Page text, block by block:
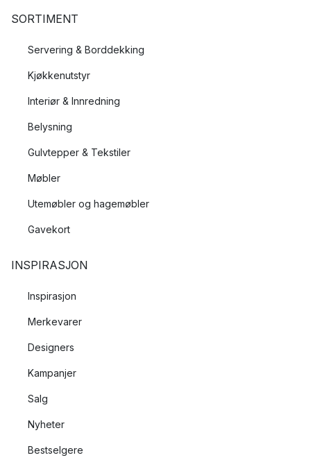
SORTIMENT
Servering & Borddekking
Kjøkkenutstyr
Interiør & Innredning
Belysning
Gulvtepper & Tekstiler
Møbler
Utemøbler og hagemøbler
Gavekort
INSPIRASJON
Inspirasjon
Merkevarer
Designers
Kampanjer
Salg
Nyheter
Bestselgere